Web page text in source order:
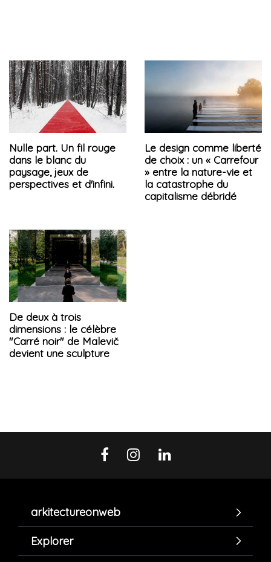
Nulle part. Un fil rouge
dans le blanc du
paysage, jeux de
perspectives et d'infini.
Le design comme liberté
de choix : un « Carrefour
» entre la nature-vie et
la catastrophe du
capitalisme débridé
De deux à trois
dimensions : le célèbre
"Carré noir" de Malevič
devient une sculpture
arkitectureonweb
Explorer